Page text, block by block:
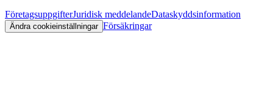
FöretagsuppgifterJuridisk meddelandeDataskyddsinformation
Ändra cookieinställningar Försäkringar